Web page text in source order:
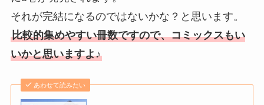
それが完結になるのではないかな？と思います。
比較的集めやすい冊数ですので、コミックスもい
いかと思いますよ♪
あわせて読みたい